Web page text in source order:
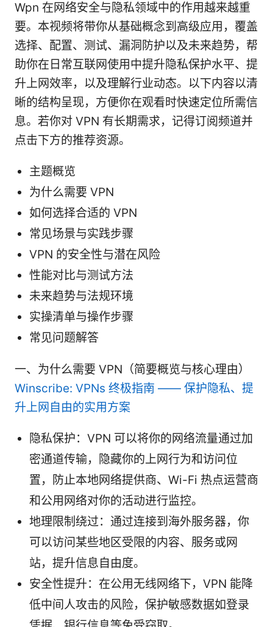
Wpn 在网络安全与隐私领域中的作用越来越重
要。本视频将带你从基础概念到高级应用，覆盖
选择、配置、测试、漏洞防护以及未来趋势，帮
助你在日常互联网使用中提升隐私保护水平、提
升上网效率，以及理解行业动态。以下内容以清
晰的结构呈现，方便你在观看时快速定位所需信
息。若你对 VPN 有长期需求，记得订阅频道并
点击下方的推荐资源。
主题概览
为什么需要 VPN
如何选择合适的 VPN
常见场景与实践步骤
VPN 的安全性与潜在风险
性能对比与测试方法
未来趋势与法规环境
实操清单与操作步骤
常见问题解答
一、为什么需要 VPN（简要概览与核心理由）
Winscribe: VPNs 终极指南 —— 保护隐私、提
升上网自由的实用方案
隐私保护：VPN 可以将你的网络流量通过加
密通道传输，隐藏你的上网行为和访问位
置，防止本地网络提供商、Wi-Fi 热点运营商
和公用网络对你的活动进行监控。
地理限制绕过：通过连接到海外服务器，你
可以访问某些地区受限的内容、服务或网
站，提升信息自由度。
安全性提升：在公用无线网络下，VPN 能降
低中间人攻击的风险，保护敏感数据如登录